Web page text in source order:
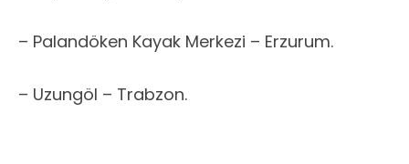
– Palandöken Kayak Merkezi – Erzurum.
– Uzungöl – Trabzon.